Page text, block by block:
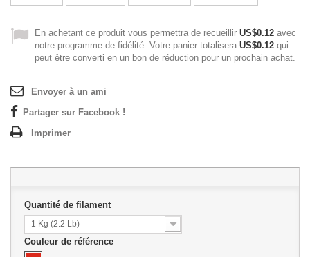
En achetant ce produit vous permettra de recueillir US$0.12 avec
notre programme de fidélité. Votre panier totalisera US$0.12 qui
peut être converti en un bon de réduction pour un prochain achat.
Envoyer à un ami
Partager sur Facebook !
Imprimer
Quantité de filament
1 Kg (2.2 Lb)
Couleur de référence